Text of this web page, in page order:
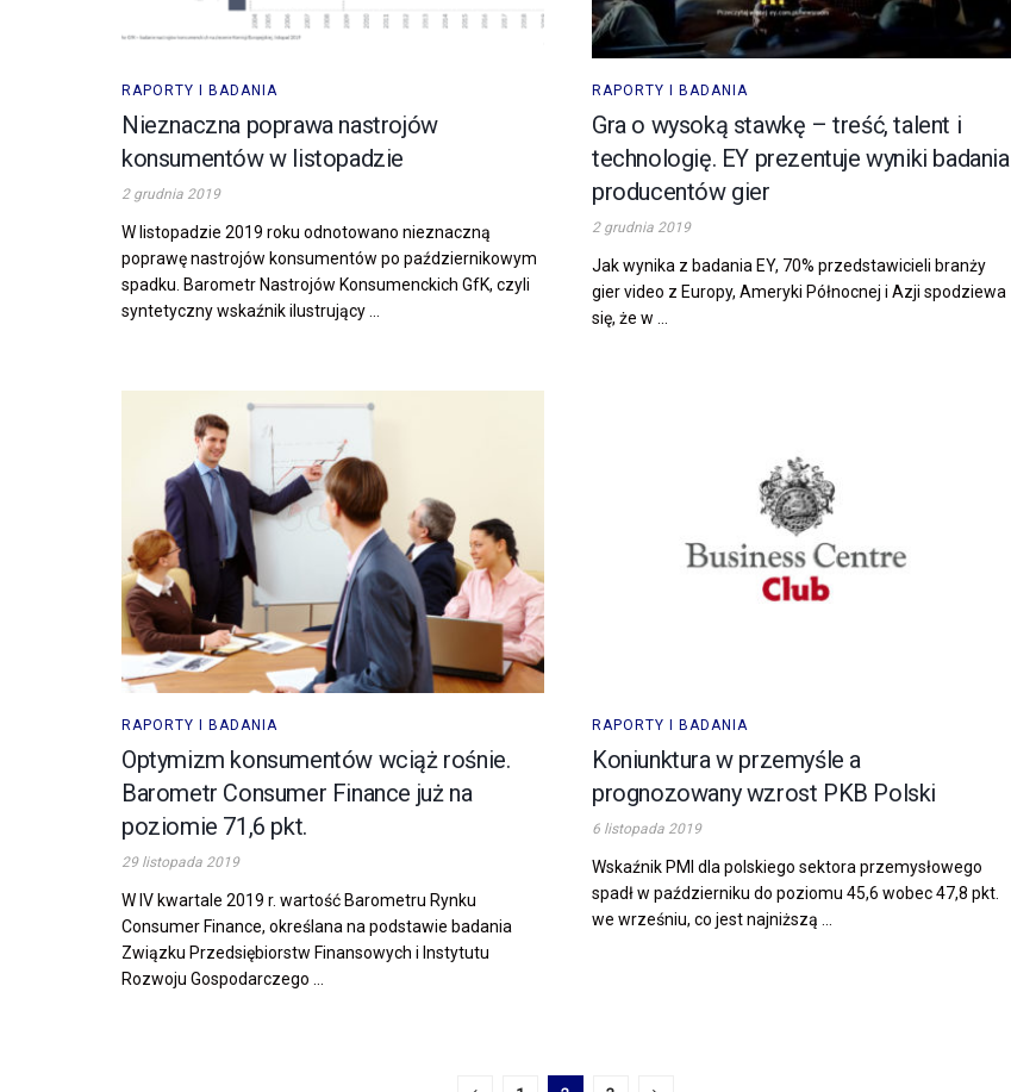
RAPORTY I BADANIA
Nieznaczna poprawa nastrojów
konsumentów w listopadzie
2 grudnia 2019
W listopadzie 2019 roku odnotowano nieznaczną
poprawę nastrojów konsumentów po październikowym
spadku. Barometr Nastrojów Konsumenckich GfK, czyli
syntetyczny wskaźnik ilustrujący ...
RAPORTY I BADANIA
Gra o wysoką stawkę – treść, talent i
technologię. EY prezentuje wyniki badania
producentów gier
2 grudnia 2019
Jak wynika z badania EY, 70% przedstawicieli branży
gier video z Europy, Ameryki Północnej i Azji spodziewa
się, że w ...
RAPORTY I BADANIA
Optymizm konsumentów wciąż rośnie.
Barometr Consumer Finance już na
poziomie 71,6 pkt.
29 listopada 2019
W IV kwartale 2019 r. wartość Barometru Rynku
Consumer Finance, określana na podstawie badania
Związku Przedsiębiorstw Finansowych i Instytutu
Rozwoju Gospodarczego ...
RAPORTY I BADANIA
Koniunktura w przemyśle a
prognozowany wzrost PKB Polski
6 listopada 2019
Wskaźnik PMI dla polskiego sektora przemysłowego
spadł w październiku do poziomu 45,6 wobec 47,8 pkt.
we wrześniu, co jest najniższą ...